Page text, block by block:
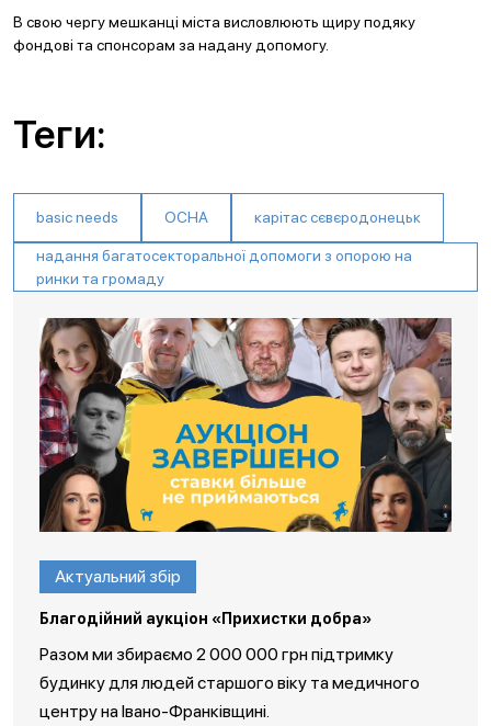
В свою чергу мешканці міста висловлюють щиру подяку
фондові та спонсорам за надану допомогу.
Теги:
basic needs OCHA карітас сєвєродонецьк
надання багатосекторальної допомоги з опорою на
ринки та громаду
Актуальний збір
Благодійний аукціон «Прихистки добра»
Разом ми збираємо 2 000 000 грн підтримку
будинку для людей старшого віку та медичного
центру на Івано-Франківщині.